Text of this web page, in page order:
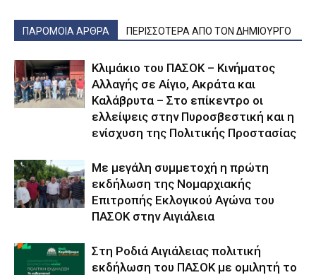
ΠΑΡΟΜΟΙΑ ΑΡΘΡΑ ΠΕΡΙΣΣΟΤΕΡΑ ΑΠΟ ΤΟΝ ΔΗΜΙΟΥΡΓΟ
Κλιμάκιο του ΠΑΣΟΚ – Κινήματος
Αλλαγής σε Αίγιο, Ακράτα και
Καλάβρυτα – Στο επίκεντρο οι
ελλείψεις στην Πυροσβεστική και η
ενίσχυση της Πολιτικής Προστασίας
Με μεγάλη συμμετοχή η πρώτη
εκδήλωση της Νομαρχιακής
Επιτροπής Εκλογικού Αγώνα του
ΠΑΣΟΚ στην Αιγιάλεια
Στη Ροδιά Αιγιάλειας πολιτική
εκδήλωση του ΠΑΣΟΚ με ομιλητή το